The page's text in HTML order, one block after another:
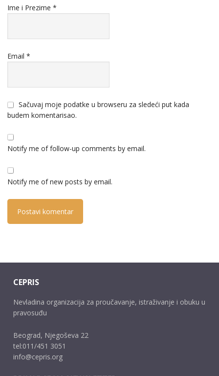
Ime i Prezime *
Email *
Sačuvaj moje podatke u browseru za sledeći put kada
budem komentarisao.
Notify me of follow-up comments by email.
Notify me of new posts by email.
CEPRIS
Nevladina organizacija za proučavanje, istraživanje i obuku u
pravosuđu
Beograd, Njegoševa 22
tel:011/451 3051
info@cepris.org